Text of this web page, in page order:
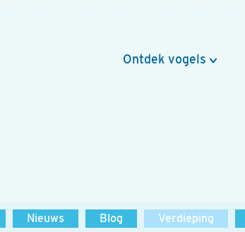
Ontdek vogels
Nieuws Blog Verdieping